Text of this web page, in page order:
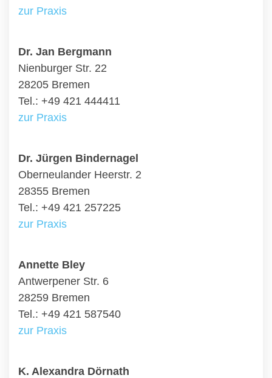
zur Praxis
Dr. Jan Bergmann
Nienburger Str. 22
28205 Bremen
Tel.: +49 421 444411
zur Praxis
Dr. Jürgen Bindernagel
Oberneulander Heerstr. 2
28355 Bremen
Tel.: +49 421 257225
zur Praxis
Annette Bley
Antwerpener Str. 6
28259 Bremen
Tel.: +49 421 587540
zur Praxis
K. Alexandra Dörnath